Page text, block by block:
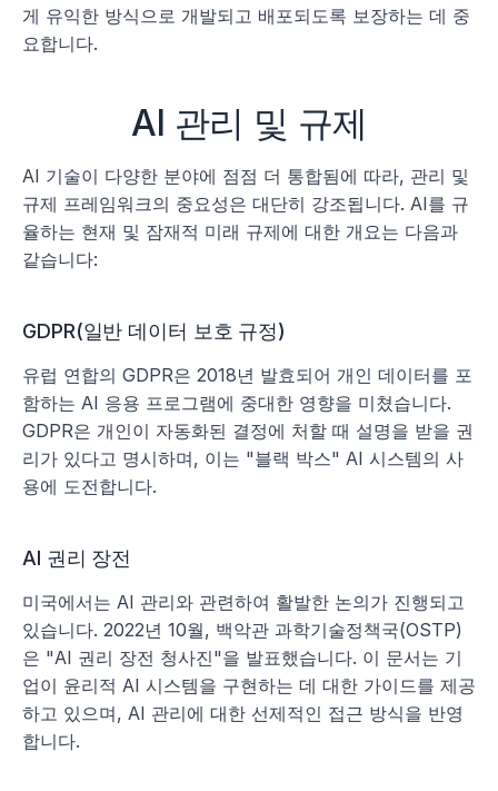
게 유익한 방식으로 개발되고 배포되도록 보장하는 데 중
요합니다.
AI 관리 및 규제
AI 기술이 다양한 분야에 점점 더 통합됨에 따라, 관리 및
규제 프레임워크의 중요성은 대단히 강조됩니다. AI를 규
율하는 현재 및 잠재적 미래 규제에 대한 개요는 다음과
같습니다:
GDPR(일반 데이터 보호 규정)
유럽 연합의 GDPR은 2018년 발효되어 개인 데이터를 포
함하는 AI 응용 프로그램에 중대한 영향을 미쳤습니다.
GDPR은 개인이 자동화된 결정에 처할 때 설명을 받을 권
리가 있다고 명시하며, 이는 "블랙 박스" AI 시스템의 사
용에 도전합니다.
AI 권리 장전
미국에서는 AI 관리와 관련하여 활발한 논의가 진행되고
있습니다. 2022년 10월, 백악관 과학기술정책국(OSTP)
은 "AI 권리 장전 청사진"을 발표했습니다. 이 문서는 기
업이 윤리적 AI 시스템을 구현하는 데 대한 가이드를 제공
하고 있으며, AI 관리에 대한 선제적인 접근 방식을 반영
합니다.